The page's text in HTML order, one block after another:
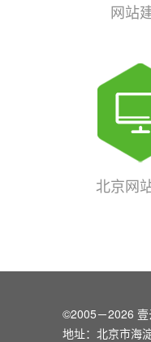
网站
北京网
©2005－2026 壹
地址：北京市海